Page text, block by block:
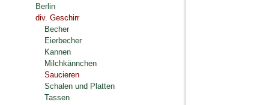
Berlin
div. Geschirr
Becher
Eierbecher
Kannen
Milchkännchen
Saucieren
Schalen und Platten
Tassen